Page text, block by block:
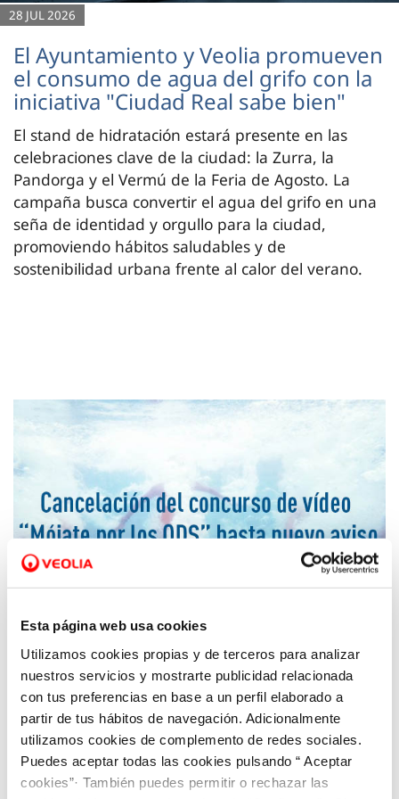
Esta página web usa cookies
Utilizamos cookies propias y de terceros para analizar
nuestros servicios y mostrarte publicidad relacionada
con tus preferencias en base a un perfil elaborado a
partir de tus hábitos de navegación. Adicionalmente
utilizamos cookies de complemento de redes sociales.
Puedes aceptar todas las cookies pulsando “ Aceptar
cookies”· También puedes permitir o rechazar las
28 JUL 2026
El Ayuntamiento y Veolia promueven
el consumo de agua del grifo con la
iniciativa "Ciudad Real sabe bien"
El stand de hidratación estará presente en las
celebraciones clave de la ciudad: la Zurra, la
Pandorga y el Vermú de la Feria de Agosto. La
campaña busca convertir el agua del grifo en una
seña de identidad y orgullo para la ciudad,
promoviendo hábitos saludables y de
sostenibilidad urbana frente al calor del verano.
16 MAR 2020
Aquona suspende el concurso de vídeo
“Mójate por los ODS”